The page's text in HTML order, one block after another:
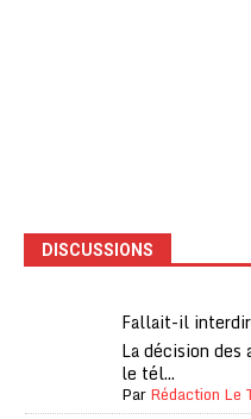
DISCUSSIONS
Fallait-il
La décision
le tél...
ParRédaction Le